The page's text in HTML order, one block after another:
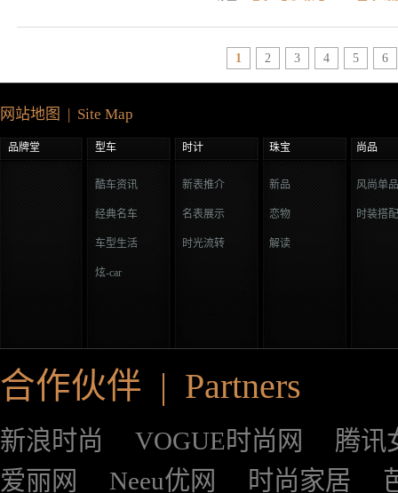
1 2 3 4 5 6
网站地图 | Site Map
品牌堂 型车 时计 珠宝 尚品
酷车资讯
经典名车
车型生活
炫-car
新表推介
名表展示
时光流转
新品
恋物
解读
风尚单品
时装搭配
合作伙伴 | Partners
新浪时尚 VOGUE时尚网
腾讯
爱丽网
Neeu优网 时尚家居